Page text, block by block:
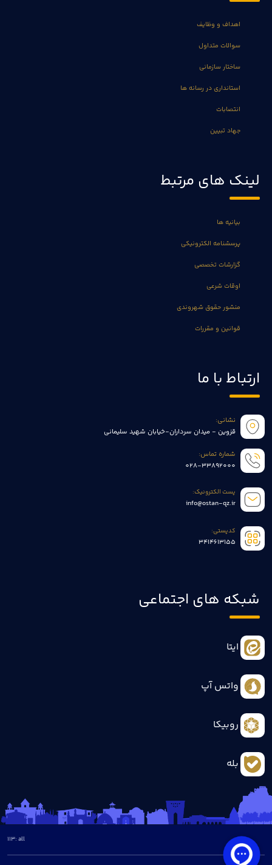
اهداف و وظایف
سوالات متداول
ساختار سازمانی
استانداری در رسانه ها
انتصابات
جهاد تبیین
لینک های مرتبط
بیانیه ها
پرسشنامه الکترونیکی
گزارشات تخصصی
اوقات شرعی
منشور حقوق شهروندی
قوانین و مقررات
ارتباط با ما
نشانی:
قزوین - میدان سرداران-خیابان شهید سلیمانی
شماره تماس:
028-33892000
پست الکترونیک:
info@ostan-qz.ir
کدپستی:
3414613155
شبکه های اجتماعی
ایتا
واتس آپ
روبیکا
بله
all :
113